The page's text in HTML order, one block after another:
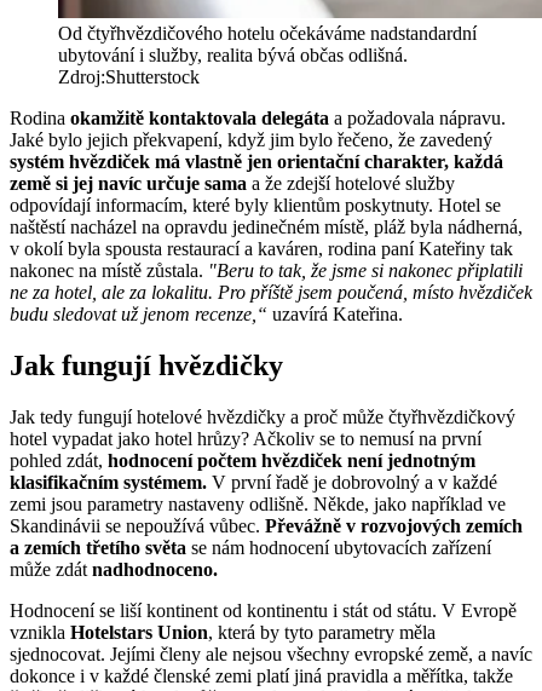
Od čtyřhvězdičového hotelu očekáváme nadstandardní
ubytování i služby, realita bývá občas odlišná.
Zdroj:Shutterstock
Rodina okamžitě kontaktovala delegáta a požadovala nápravu.
Jaké bylo jejich překvapení, když jim bylo řečeno, že zavedený
systém hvězdiček má vlastně jen orientační charakter, každá
země si jej navíc určuje sama a že zdejší hotelové služby
odpovídají informacím, které byly klientům poskytnuty. Hotel se
naštěstí nacházel na opravdu jedinečném místě, pláž byla nádherná,
v okolí byla spousta restaurací a kaváren, rodina paní Kateřiny tak
nakonec na místě zůstala. "Beru to tak, že jsme si nakonec připlatili
ne za hotel, ale za lokalitu. Pro příště jsem poučená, místo hvězdiček
budu sledovat už jenom recenze,“ uzavírá Kateřina.
Jak fungují hvězdičky
Jak tedy fungují hotelové hvězdičky a proč může čtyřhvězdičkový
hotel vypadat jako hotel hrůzy? Ačkoliv se to nemusí na první
pohled zdát, hodnocení počtem hvězdiček není jednotným
klasifikačním systémem. V první řadě je dobrovolný a v každé
zemi jsou parametry nastaveny odlišně. Někde, jako například ve
Skandinávii se nepoužívá vůbec. Převážně v rozvojových zemích
a zemích třetího světa se nám hodnocení ubytovacích zařízení
může zdát nadhodnoceno.
Hodnocení se liší kontinent od kontinentu i stát od státu. V Evropě
vznikla Hotelstars Union, která by tyto parametry měla
sjednocovat. Jejími členy ale nejsou všechny evropské země, a navíc
dokonce i v každé členské zemi platí jiná pravidla a měřítka, takže